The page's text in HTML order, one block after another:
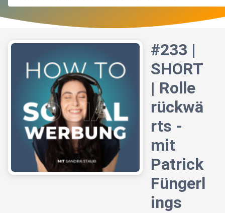
#233 |
SHORT
| Rolle
rückwä
rts -
mit
Patrick
Füngerl
ings